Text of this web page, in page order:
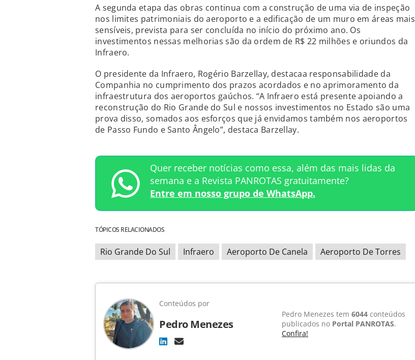
A segunda etapa das obras continua com a construção de uma via de inspeção
nos limites patrimoniais do aeroporto e a edificação de um muro em áreas mais
sensíveis, prevista para ser concluída no início do próximo ano. Os
investimentos nessas melhorias são da ordem de R$ 22 milhões e oriundos da
Infraero.
O presidente da Infraero, Rogério Barzellay, destacaa responsabilidade da
Companhia no cumprimento dos prazos acordados e no aprimoramento da
infraestrutura dos aeroportos gaúchos. “A Infraero está presente apoiando a
reconstrução do Rio Grande do Sul e nossos investimentos no Estado são uma
prova disso, somados aos esforços que já envidamos também nos aeroportos
de Passo Fundo e Santo Ângelo”, destaca Barzellay.
Quer receber notícias como essa, além das mais lidas da
semana e a Revista PANROTAS gratuitamente?
Entre em nosso grupo de WhatsApp.
TÓPICOS RELACIONADOS
Rio Grande Do Sul Infraero Aeroporto De Canela Aeroporto De Torres
Conteúdos por
Pedro Menezes
Pedro Menezes tem 6044 conteúdos
publicados no Portal PANROTAS.
Confira!